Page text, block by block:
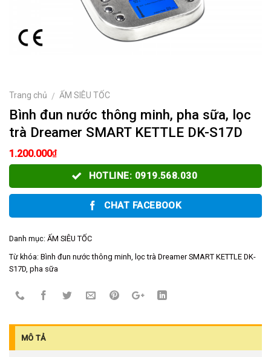
Trang chủ / ẤM SIÊU TỐC
Bình đun nước thông minh, pha sữa, lọc
trà Dreamer SMART KETTLE DK-S17D
1.200.000₫
HOTLINE: 0919.568.030
CHAT FACEBOOK
Danh mục: ẤM SIÊU TỐC
Từ khóa: Bình đun nước thông minh, lọc trà Dreamer SMART KETTLE DK-
S17D, pha sữa
MÔ TẢ